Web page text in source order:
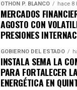
OTHON P. BLANCO hace 8
MERCADOS
AGOSTO CON
PRESIONES
GOBIERNO DEL ESTADO
INSTALA SEMA LA
PARA FORTALECER
ENERGÉTICA EN